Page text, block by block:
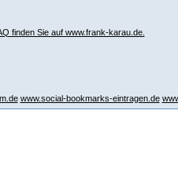
finden Sie auf www.frank-karau.de.
www.social-bookmarks-eintragen.de